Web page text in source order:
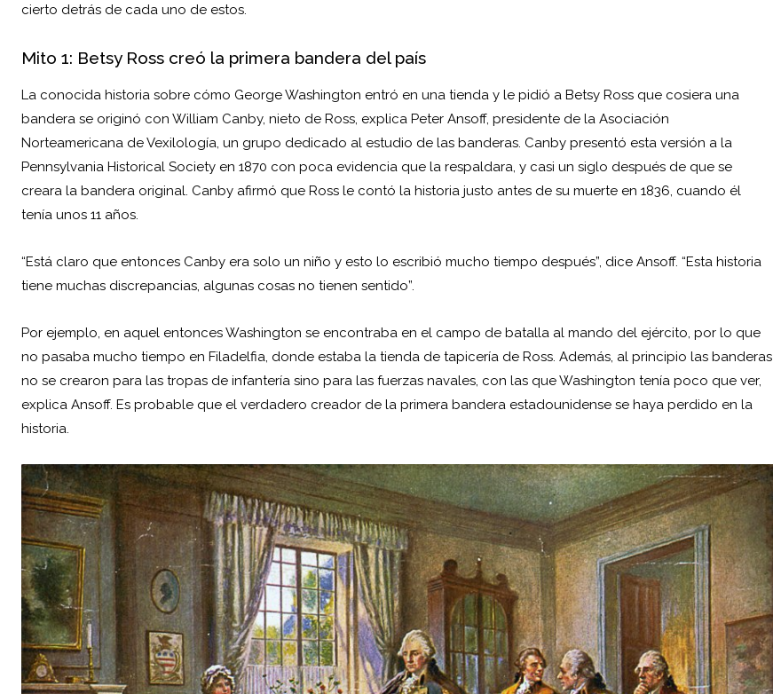
cierto detrás de cada uno de estos.
Mito 1: Betsy Ross creó la primera bandera del país
La conocida historia sobre cómo George Washington entró en una tienda y le pidió a Betsy Ross que cosiera una
bandera se originó con William Canby, nieto de Ross, explica Peter Ansoff, presidente de la Asociación
Norteamericana de Vexilología, un grupo dedicado al estudio de las banderas. Canby presentó esta versión a la
Pennsylvania Historical Society en 1870 con poca evidencia que la respaldara, y casi un siglo después de que se
creara la bandera original. Canby afirmó que Ross le contó la historia justo antes de su muerte en 1836, cuando él
tenía unos 11 años.
“Está claro que entonces Canby era solo un niño y esto lo escribió mucho tiempo después”, dice Ansoff. “Esta historia
tiene muchas discrepancias, algunas cosas no tienen sentido”.
Por ejemplo, en aquel entonces Washington se encontraba en el campo de batalla al mando del ejército, por lo que
no pasaba mucho tiempo en Filadelfia, donde estaba la tienda de tapicería de Ross. Además, al principio las banderas
no se crearon para las tropas de infantería sino para las fuerzas navales, con las que Washington tenía poco que ver,
explica Ansoff. Es probable que el verdadero creador de la primera bandera estadounidense se haya perdido en la
historia.